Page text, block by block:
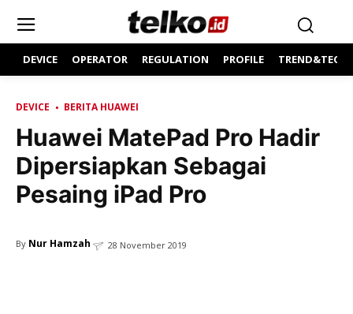
DEVICE OPERATOR REGULATION PROFILE
DEVICE BERITA HUAWEI
Huawei MatePad Pro Hadir
Dipersiapkan Sebagai
Pesaing iPad Pro
By Nur Hamzah 28 November 2019